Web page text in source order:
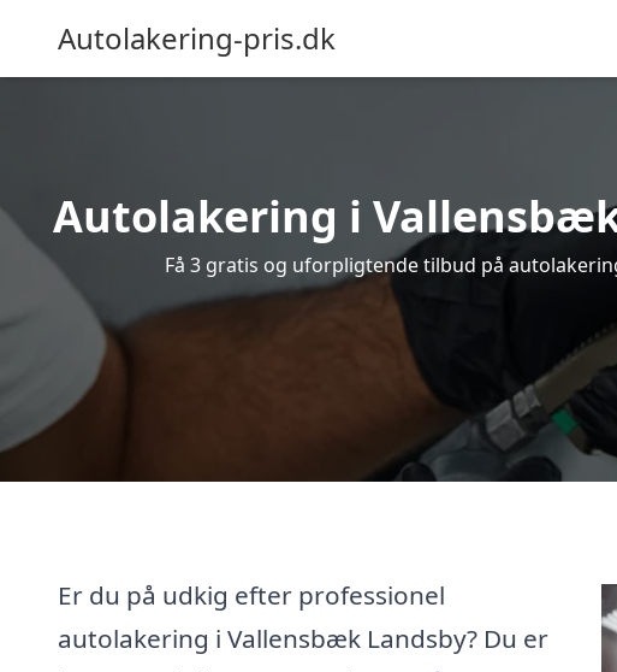
Autolakering-pris.dk
Autolakering i
Få 3 gratis og uforpligtende tilbud på
Er du på udkig efter professionel
autolakering i Vallensbæk Landsby? Du er